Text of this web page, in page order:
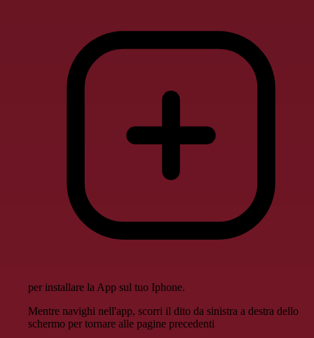
per installare la App sul tuo Iphone.
Mentre navighi nell'app, scorri il dito da sinistra a destra dello
schermo per tornare alle pagine precedenti